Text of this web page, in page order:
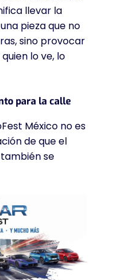
llevar la
pieza que no
sino provocar
lo ve, lo
para la calle
México no es
de que el
también se